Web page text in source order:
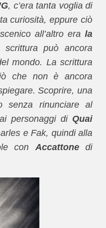
, c’era tanta voglia di
curiosità, eppure ciò
all’altro era la
può ancora
mondo. La scrittura
che non è ancora
Scoprire, una
senza rinunciare al
personaggi di Quai
e Fak, quindi alla
con Accattonedi